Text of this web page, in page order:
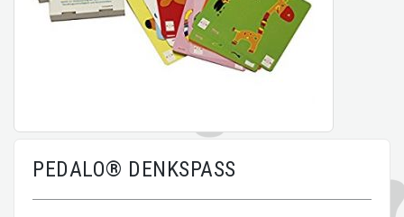
PEDALO® DENKSPASS